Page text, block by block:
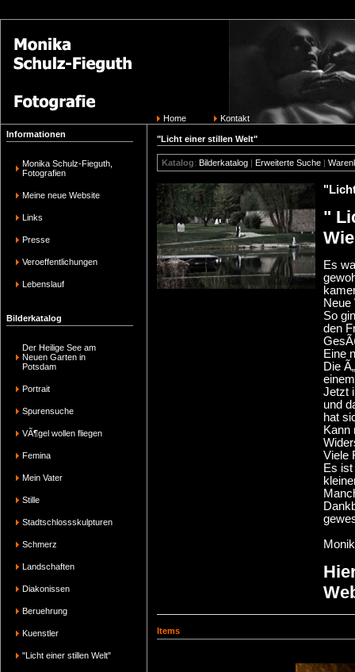
Home
Kontakt
Informationen
Monika Schulz-Fieguth,
Fotografien
Meine neue Website
Links
Presse
Veroeffentlichungen
Lebenslauf
Bilderkatalog
Der Heilige See am
Neuen Garten in
Potsdam
Portrait
Spurensuche
VÃ¶gel wollen fliegen
Femina
Mein Vater
Stille
Stadtschlossskulpturen
Schmerz
Landschaften
Diakonissen
Beruehrung
Kuenstler
"Licht einer stillen Welt"
"Licht einer stillen Welt"
Katalog: Bilderkatalog | Erweiterte Suche |
"
Es
Neue
So
den
Eine
Die
Jetzt
und
hat
Kann
Viele
Es
Items